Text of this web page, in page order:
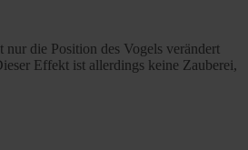
die Position des Vogels verändert
Effekt ist allerdings keine Zauberei,